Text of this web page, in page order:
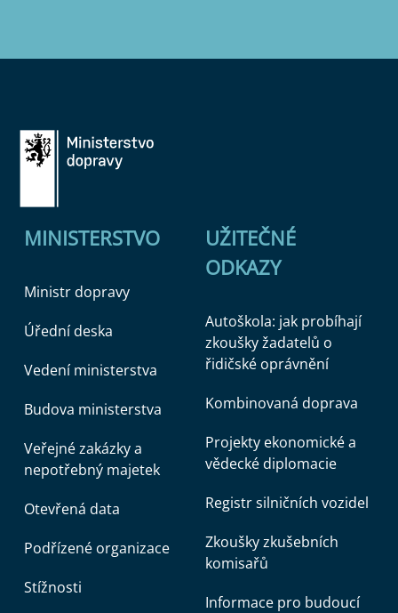
MINISTERSTVO
Ministr dopravy
Úřední deska
Vedení ministerstva
Budova ministerstva
Veřejné zakázky a
nepotřebný majetek
Otevřená data
Podřízené organizace
Stížnosti
UŽITEČNÉ
ODKAZY
Autoškola: jak probíhají
zkoušky žadatelů o
řidičské oprávnění
Kombinovaná doprava
Projekty ekonomické a
vědecké diplomacie
Registr silničních vozidel
Zkoušky zkušebních
komisařů
Informace pro budoucí